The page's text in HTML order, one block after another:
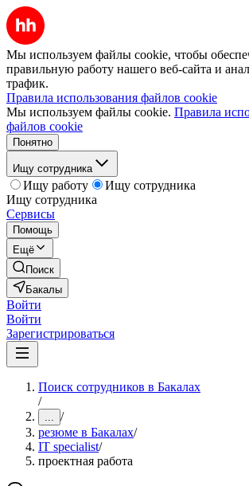
Мы используем файлы cookie, чтобы
правильную работу нашего веб-сайта и
трафик.
Правила использования файлов cookie
Мы используем файлы cookie. Правила
файлов cookie
Понятно
Ищу сотрудника
Ищу работу
Ищу сотрудника
Ищу сотрудника
Сервисы
Помощь
Ещё
Поиск
Бакалы
Войти
Войти
Зарегистрироваться
Поиск сотрудников в Бакалах
/
... /
резюме в Бакалах/
IT specialist/
проектная работа